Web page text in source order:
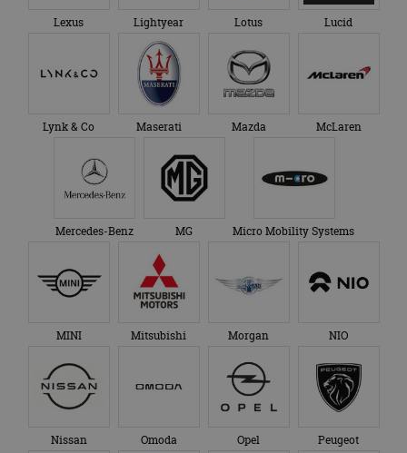
Lexus Lightyear Lotus Lucid
Lynk & Co Maserati Mazda McLaren
Mercedes-Benz MG Micro Mobility Systems
MINI Mitsubishi Morgan NIO
Nissan Omoda Opel Peugeot